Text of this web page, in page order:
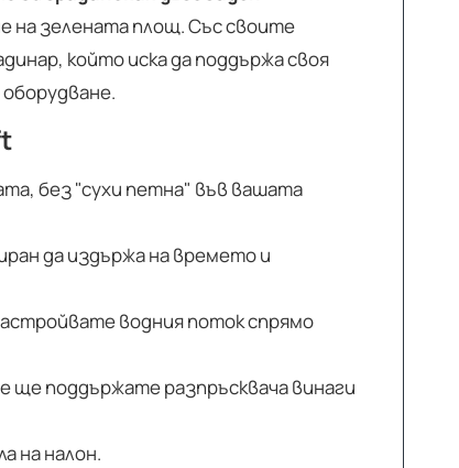
на зелената площ. Със своите
който иска да поддържа своя
без "сухи петна" във вашата
да издържа на времето и
водния поток спрямо
поддържате разпръсквача винаги
на налон.